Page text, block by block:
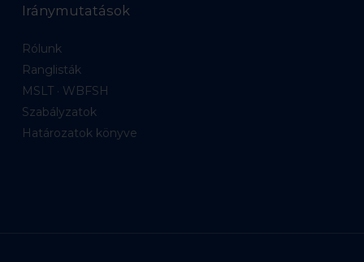
Iránymutatások
Rólunk
Ranglisták
MSLT · WBFSH
Szabályzatok
Határozatok könyve